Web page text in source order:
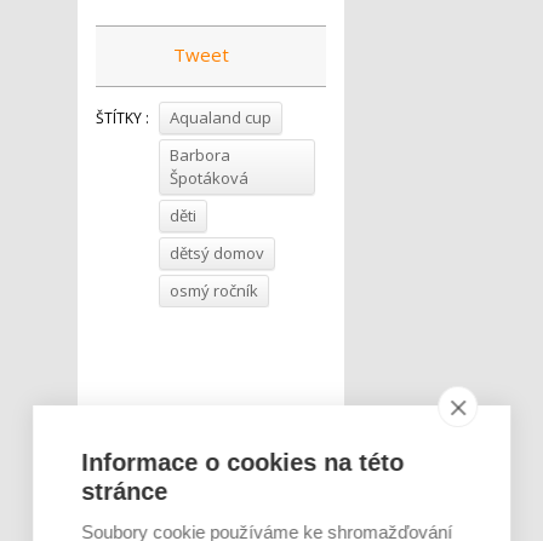
Tweet
ŠTÍTKY :
Aqualand cup
Barbora
Špotáková
děti
dětsý domov
osmý ročník
Informace o cookies na této
stránce
Soubory cookie používáme ke shromažďování